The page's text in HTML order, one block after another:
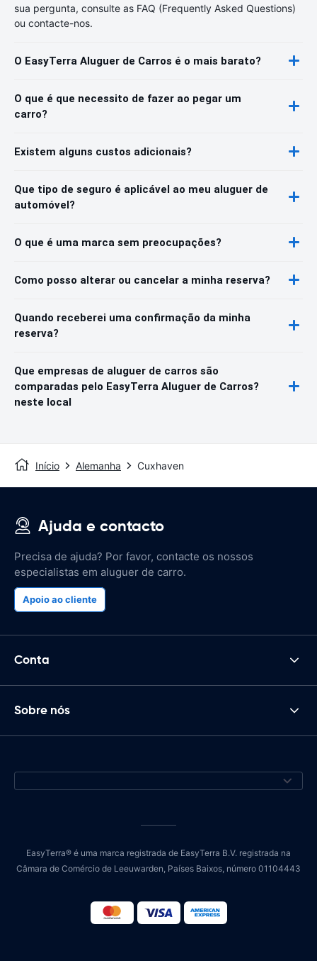
sua pergunta, consulte as FAQ (Frequently Asked Questions)
ou contacte-nos.
O EasyTerra Aluguer de Carros é o mais barato?
O que é que necessito de fazer ao pegar um
carro?
Existem alguns custos adicionais?
Que tipo de seguro é aplicável ao meu aluguer de
automóvel?
O que é uma marca sem preocupações?
Como posso alterar ou cancelar a minha reserva?
Quando receberei uma confirmação da minha
reserva?
Que empresas de aluguer de carros são
comparadas pelo EasyTerra Aluguer de Carros?
neste local
Início Alemanha Cuxhaven
Ajuda e contacto
Precisa de ajuda? Por favor, contacte os nossos
especialistas em aluguer de carro.
Apoio ao cliente
Conta
Sobre nós
EasyTerra® é uma marca registrada de EasyTerra B.V. registrada na
Câmara de Comércio de Leeuwarden, Países Baixos, número 01104443